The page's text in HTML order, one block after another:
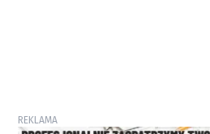
REKLAMA